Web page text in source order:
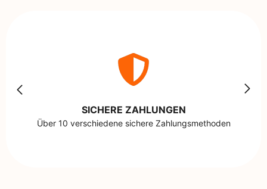
SICHERE ZAHLUNGEN
Über 10 verschiedene sichere Zahlungsmethoden